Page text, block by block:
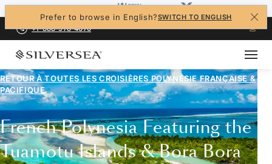
Prefer to browse in English?SWITCH TO ENGLISH
+1-888-978-4070
RETOUR À TOUTES LESCROISIÈRES POLYNÉSIE FRANÇAISE &
PACIFIQUE
French Polynesia Featuring the
Tuamotu Islands & Bora Bora